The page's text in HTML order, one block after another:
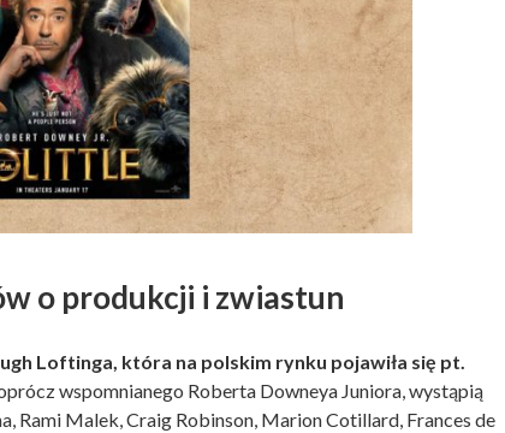
o produkcji i zwiastun
Loftinga, która na polskim rynku pojawiła się pt.
wspomnianego Roberta Downeya Juniora, wystąpią
Rami Malek, Craig Robinson, Marion Cotillard, Frances de